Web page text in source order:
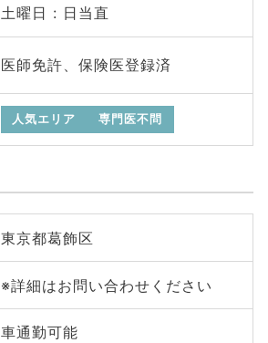
土曜日 : 日当直
医師免許、保険医登録済
人気エリア 専門医不問
東京都葛飾区
※詳細はお問い合わせください
車通勤可能